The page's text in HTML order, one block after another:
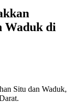
Waduk di
Situ dan Waduk,